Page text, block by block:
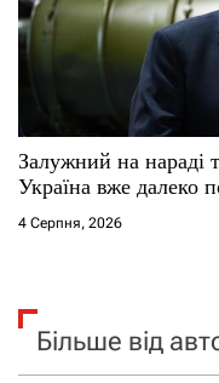
Залужний на нараді
Україна вже далеко
4 Серпня, 2026
Більше від